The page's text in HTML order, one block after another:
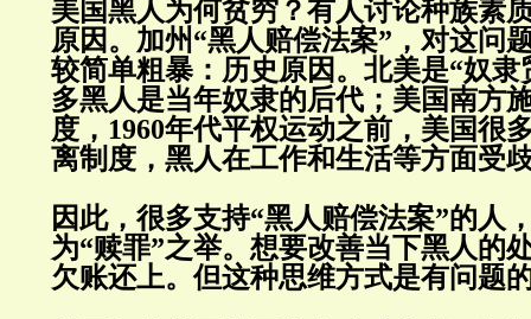
美国黑人为何贫穷？有人讨论种族素
原因。加州“黑人赔偿法案”，对这问
较简单粗暴：历史原因。北美是“奴隶
多黑人是当年奴隶的后代；美国南方
度，1960年代平权运动之前，美国很
离制度，黑人在工作和生活等方面受
因此，很多支持“黑人赔偿法案”的人
为“赎罪”之举。想要改善当下黑人的
欠账还上。但这种思维方式是有问题